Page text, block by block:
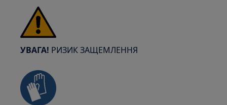
УВАГА! РИЗИК ЗАЩЕМЛЕННЯ